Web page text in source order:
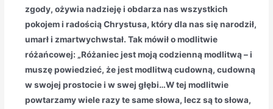
zgody, ożywia nadzieję i obdarza nas wszystkich
pokojem i radością Chrystusa, który dla nas się narodził,
umarł i zmartwychwstał. Tak mówił o modlitwie
różańcowej: „Różaniec jest moją codzienną modlitwą – i
muszę powiedzieć, że jest modlitwą cudowną, cudowną
w swojej prostocie i w swej głębi…W tej modlitwie
powtarzamy wiele razy te same słowa, lecz są to słowa,